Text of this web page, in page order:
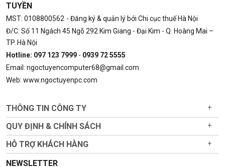
TUYỀN
MST: 0108800562 - Đăng ký & quản lý bởi Chi cục thuế Hà Nội
Đ/C: Số 11 Ngách 45 Ngõ 292 Kim Giang - Đại Kim - Q. Hoàng Mai –
TP. Hà Nội
Hotline: 097 123 7999 - 0939 72 5555
Email: ngoctuyencomputer68@gmail.com
Web: www.ngoctuyenpc.com
THÔNG TIN CÔNG TY +
QUY ĐỊNH & CHÍNH SÁCH +
HỖ TRỢ KHÁCH HÀNG +
NEWSLETTER